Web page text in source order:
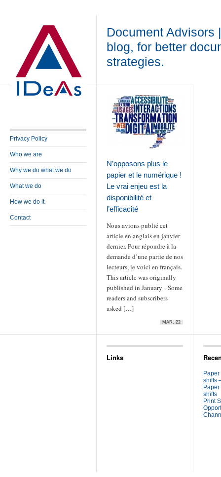
Document Advisors
blog, for better
strategies.
Privacy Policy
Who we are
Why we do what we do
What we do
How we do it
Contact
N’opposons plus le
papier et le numérique !
Le vrai enjeu est la
disponibilité et
l’efficacité
Nous avions publié cet
article en anglais en janvier
dernier. Pour répondre à la
demande d’une partie de nos
lecteurs, le voici en français.
This article was originally
published in January . Some
readers and subscribers
asked […]
MAR, 22
Links
shifts
shifts
Print